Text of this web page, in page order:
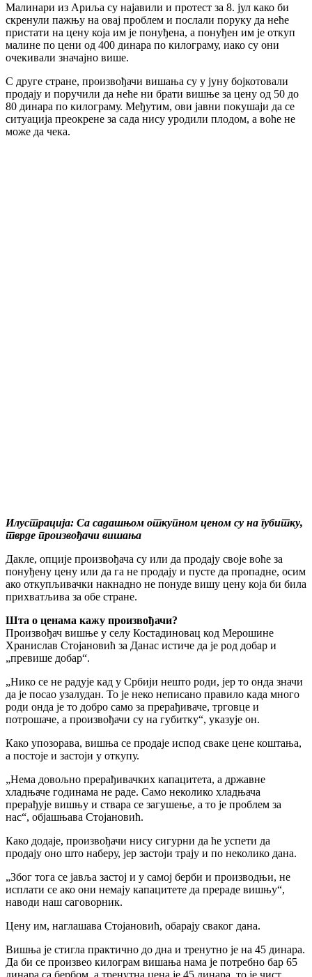
Малинари из Ариља су најавили и протест за 8. јул како би
скренули пажњу на овај проблем и послали поруку да неће
пристати на цену која им је понуђена, а понуђен им је откуп
малине по цени од 400 динара по килограму, иако су они
очекивали значајно више.
С друге стране, произвођачи вишања су у јуну бојкотовали
продају и поручили да неће ни брати вишње за цену од 50 до
80 динара по килограму. Међутим, ови јавни покушаји да се
ситуација преокрене за сада нису уродили плодом, а воће не
може да чека.
Илустрација: Са садашњом откупном ценом су на губитку,
тврде произвођачи вишања
Дакле, опције произвођача су или да продају своје воће за
понуђену цену или да га не продају и пусте да пропадне, осим
ако откупљивачки накнадно не понуде вишу цену која би била
прихватљива за обе стране.
Шта о ценама кажу произвођачи?
Произвођач вишње у селу Костадиновац код Мерошине
Хранислав Стојановић за Данас истиче да је род добар и
„превише добар“.
„Нико се не радује кад у Србији нешто роди, јер то онда значи
да је посао узалудан. То је неко неписано правило када много
роди онда је то добро само за прерађиваче, трговце и
потрошаче, а произвођачи су на губитку“, указује он.
Како упозорава, вишња се продаје испод сваке цене коштања,
а постоје и застоји у откупу.
„Нема довољно прерађивачких капацитета, а државне
хладњаче годинама не раде. Само неколико хладњача
прерађује вишњу и ствара се загушење, а то је проблем за
нас“, објашњава Стојановић.
Како додаје, произвођачи нису сигурни да ће успети да
продају оно што наберу, јер застоји трају и по неколико дана.
„Због тога се јавља застој и у самој берби и производњи, не
исплати се ако они немају капацитете да прераде вишњу“,
наводи наш саговорник.
Цену им, наглашава Стојановић, обарају сваког дана.
Вишња је стигла практично до дна и тренутно је на 45 динара.
Да би се произвео килограм вишања нама је потребно бар 65
динара са бербом, а тренутна цена је 45 динара, то је чист